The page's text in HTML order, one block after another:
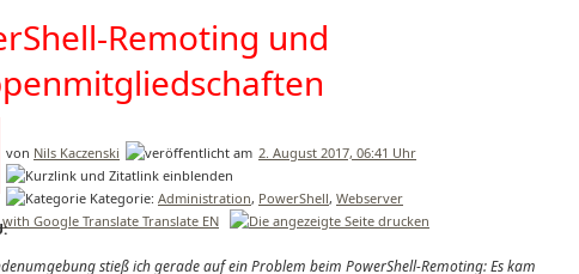
Remoting und
von Nils Kaczenski 2. August 2017, 06:41 Uhr
Kategorie: Administration, PowerShell, Webserver
Translate EN
stieß ich gerade auf ein Problem beim PowerShell-Remoting: Es kam